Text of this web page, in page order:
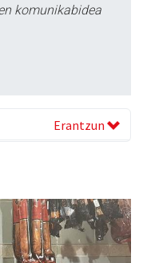
komunikabidea
Erantzun